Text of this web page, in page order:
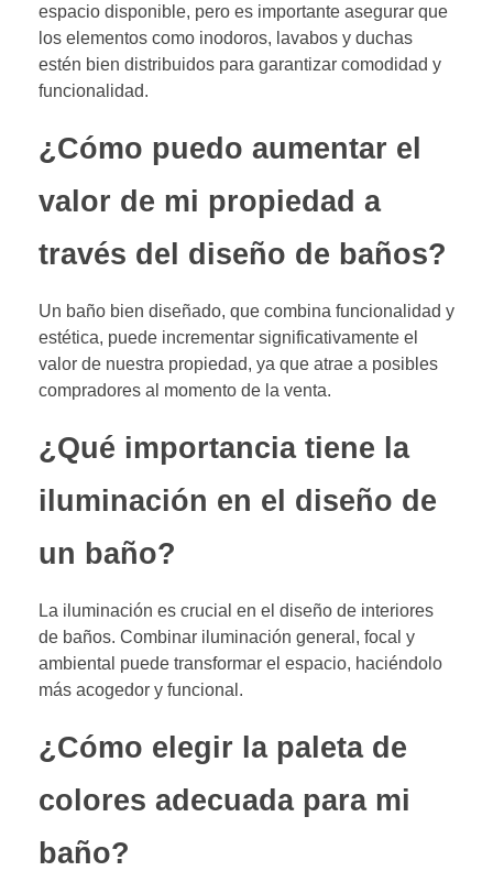
espacio disponible, pero es importante asegurar que
los elementos como inodoros, lavabos y duchas
estén bien distribuidos para garantizar comodidad y
funcionalidad.
¿Cómo puedo aumentar el
valor de mi propiedad a
través del diseño de baños?
Un baño bien diseñado, que combina funcionalidad y
estética, puede incrementar significativamente el
valor de nuestra propiedad, ya que atrae a posibles
compradores al momento de la venta.
¿Qué importancia tiene la
iluminación en el diseño de
un baño?
La iluminación es crucial en el diseño de interiores
de baños. Combinar iluminación general, focal y
ambiental puede transformar el espacio, haciéndolo
más acogedor y funcional.
¿Cómo elegir la paleta de
colores adecuada para mi
baño?